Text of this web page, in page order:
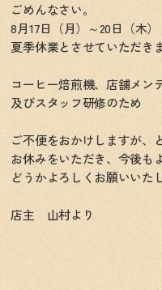
ごめんなさい。
8月17日（月）～20日（木）
夏季休業とさせていただきま
コーヒー焙煎機、店舗メン
及びスタッフ研修のため
ご不便をおかけしますが、
お休みをいただき、今後も
どうかよろしくお願いいた
店主 山村より